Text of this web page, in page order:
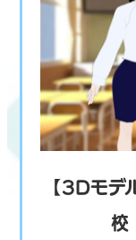
【3Dモデ
校